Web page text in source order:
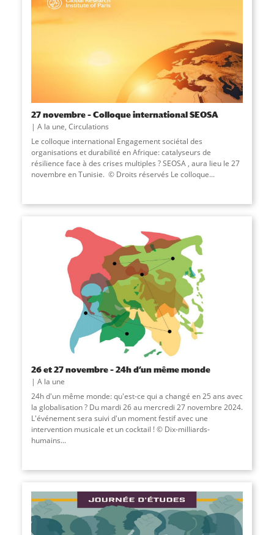
27 novembre – Colloque international SEOSA
A la une, Circulations
Le colloque international Engagement sociétal des
organisations et durabilité en Afrique: catalyseurs de
résilience face à des crises multiples ? SEOSA , aura lieu le 27
novembre en Tunisie. © Droits réservés Le colloque...
26 et 27 novembre – 24h d’un même monde
A la une
24h d'un même monde: qu'est-ce qui a changé en 25 ans avec
la globalisation ? Du mardi 26 au mercredi 27 novembre 2024.
L'événement sera suivi d'un moment festif avec une
intervention musicale et un cocktail ! © Dix-milliards-
humains...